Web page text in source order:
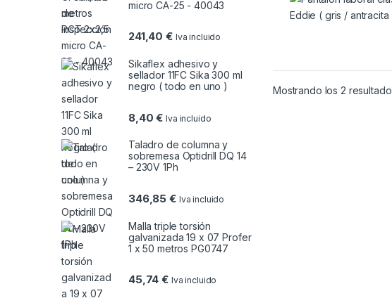
Mostrando los 2
micro CA-25 - 40043
241,40€ Iva incluido
Sikaflex adhesivo y
sellador 11FC Sika 300 ml
negro ( todo en uno )
8,40€ Iva incluido
Taladro de columna y
sobremesa Optidrill DQ 14
– 230V 1Ph
346,85€ Iva incluido
Malla triple torsión
galvanizada 19 x 07 Profer
1 x 50 metros PG0747
45,74€ Iva incluido